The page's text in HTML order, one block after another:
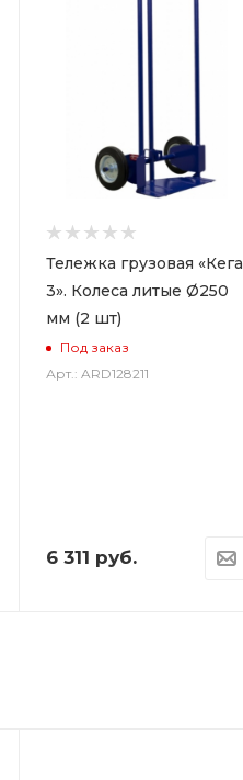
Тележка грузовая «Кега
3». Колеса литые Ø250
мм (2 шт)
Под заказ
Арт.: ARD128211
6 311 руб.